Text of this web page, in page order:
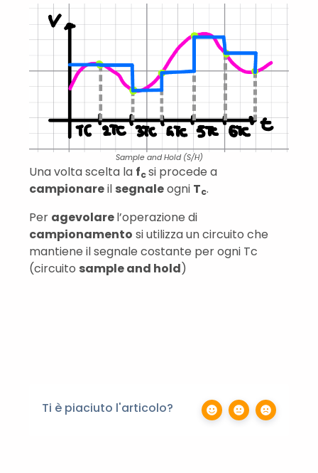
Sample and Hold (S/H)
Una volta scelta la fcsi procede a
campionareil segnaleogni Tc.
Per agevolarel’operazione di
campionamento si utilizza un circuito che
mantiene il segnale costante per ogni Tc
(circuito sample and hold)
Ti è piaciuto l'articolo?